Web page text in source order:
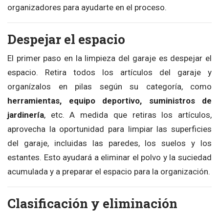
organizadores para ayudarte en el proceso.
Despejar el espacio
El primer paso en la limpieza del garaje es despejar el
espacio. Retira todos los artículos del garaje y
organízalos en pilas según su categoría, como
herramientas, equipo deportivo, suministros de
jardinería, etc. A medida que retiras los artículos,
aprovecha la oportunidad para limpiar las superficies
del garaje, incluidas las paredes, los suelos y los
estantes. Esto ayudará a eliminar el polvo y la suciedad
acumulada y a preparar el espacio para la organización.
Clasificación y eliminación